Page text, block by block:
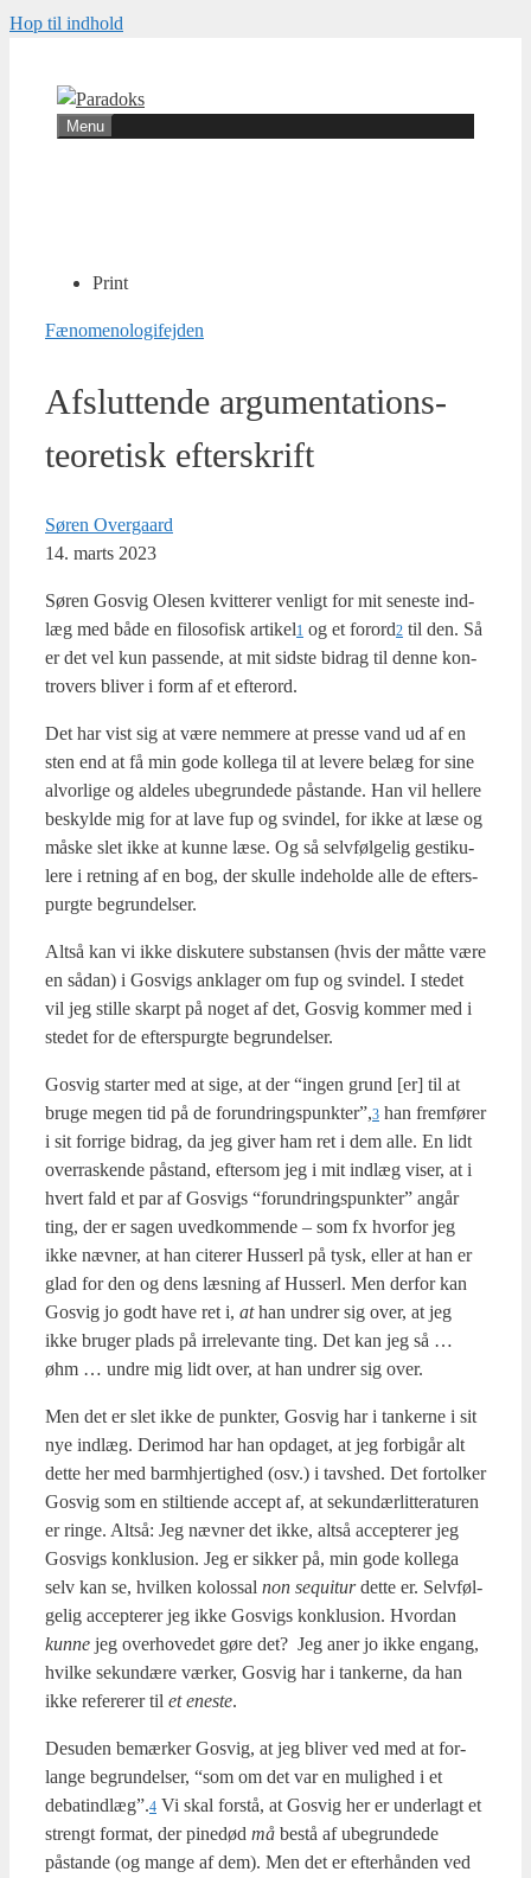
Hop til indhold
Menu
Print
Fænomenologi­fejden
Afsluttende argumen­tations­
teoretisk efterskrift
Søren Overgaard
14. marts 2023
Søren Gosvig Ole­sen kvit­te­rer ven­ligt for mit sene­ste ind­
læg med både en filo­so­fisk artikel1 og et forord2 til den. Så
er det vel kun pas­sen­de, at mit sid­ste bidrag til den­ne kon­
tro­vers bli­ver i form af et efte­r­ord.
Det har vist sig at være nem­me­re at pres­se vand ud af en
sten end at få min gode kol­le­ga til at leve­re belæg for sine
alvor­li­ge og alde­les ube­grun­de­de påstan­de. Han vil hel­le­re
beskyl­de mig for at lave fup og svin­del, for ikke at læse og
måske slet ikke at kun­ne læse. Og så selv­føl­ge­lig gesti­ku­
le­re i ret­ning af en bog, der skul­le inde­hol­de alle de efter­s­
purg­te begrun­del­ser.
Alt­så kan vi ikke dis­ku­te­re sub­stan­sen (hvis der måt­te være
en sådan) i Gosvigs ankla­ger om fup og svin­del. I ste­det
vil jeg stil­le skar­pt på noget af det, Gosvig kom­mer med i
ste­det for de efter­s­purg­te begrun­del­ser.
Gosvig star­ter med at sige, at der “ingen grund [er] til at
bru­ge megen tid på de forundringspunkter”,3 han frem­fø­rer
i sit for­ri­ge bidrag, da jeg giver ham ret i dem alle. En lidt
over­ra­sken­de påstand, efter­som jeg i mit ind­læg viser, at i
hvert fald et par af Gosvigs “forun­drings­punk­ter” angår
ting, der er sagen uved­kom­men­de – som fx hvor­for jeg
ikke næv­ner, at han cite­rer Hus­serl på tysk, eller at han er
glad for den og dens læs­ning af Hus­serl. Men der­for kan
Gosvig jo godt have ret i, athan undrer sig over, at jeg
ikke bru­ger plads på irre­le­van­te ting. Det kan jeg så …
øhm … undre mig lidt over, at han undrer sig over.
Men det er slet ikke de punk­ter, Gosvig har i tan­ker­ne i sit
nye ind­læg. Der­i­mod har han opda­get, at jeg for­bi­går alt
det­te her med barm­hjer­tig­hed (osv.) i tavs­hed. Det for­tol­ker
Gosvig som en stil­tien­de accept af, at sekun­dær­lit­te­ra­tu­ren
er rin­ge. Alt­så: Jeg næv­ner det ikke, alt­så accep­te­rer jeg
Gosvigs kon­klu­sion. Jeg er sik­ker på, min gode kol­le­ga
selv kan se, hvil­ken kolos­sal non sequi­turdet­te er. Selv­føl­
ge­lig accep­te­rer jeg ikke Gosvigs kon­klu­sion. Hvor­dan
kun­ne jeg over­ho­ve­det gøre det? Jeg aner jo ikke engang,
hvil­ke sekun­dæ­re vær­ker, Gosvig har i tan­ker­ne, da han
ikke refe­re­rer til et ene­ste.
Des­u­den bemær­ker Gosvig, at jeg bli­ver ved med at for­
lan­ge begrun­del­ser, “som om det var en mulig­hed i et
debatindlæg”.4 Vi skal for­stå, at Gosvig her er under­lagt et
strengt for­mat, der pine­død må bestå af ube­grun­de­de
påstan­de (og man­ge af dem). Men det er efter­hån­den ved